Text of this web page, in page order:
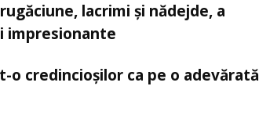
lacrimi și nădejde, a
impresionante
o credincioșilor ca pe o adevărată